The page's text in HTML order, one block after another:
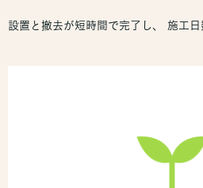
設置と撤去が短時間で完了し、 施工日